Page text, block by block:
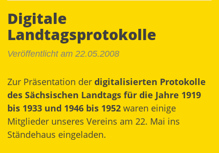
Digitale
Landtagsprotokolle
Veröffentlicht am 22.05.2008
Zur Präsentation der digitalisierten Protokolle
des Sächsischen Landtags für die Jahre 1919
bis 1933 und 1946 bis 1952 waren einige
Mitglieder unseres Vereins am 22. Mai ins
Ständehaus eingeladen.